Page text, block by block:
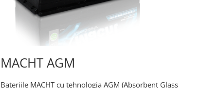
MACHT AGM
Bateriile MACHT cu tehnologia AGM (Absorbent Glass